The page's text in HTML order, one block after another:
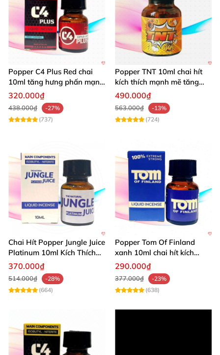
Popper C4 Plus Red chai
10ml tăng hưng phấn mạnh
mẽ kích thích
320.000₫
438.000₫
-27%
(737)
Popper TNT 10ml chai hít
kích thích mạnh mẽ tăng
cảm giác
490.000₫
563.000₫
-13%
(724)
Chai Hít Popper Jungle Juice
Platinum 10ml Kích Thích
Mạnh
370.000₫
514.000₫
-28%
(664)
Popper Tom Of Finland
xanh 10ml chai hít kích
thích mạnh mẽ
290.000₫
377.000₫
-23%
(638)